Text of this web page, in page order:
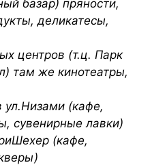
базар) пряности,
деликатесы,
центров (т.ц. Парк
там же кинотеатры,
(кафе,
сувенирные лавки)
(кафе,